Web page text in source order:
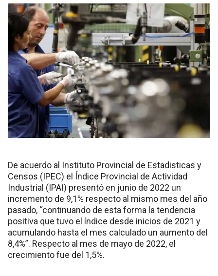
De acuerdo al Instituto Provincial de Estadisticas y
Censos (IPEC) el Índice Provincial de Actividad
Industrial (IPAI) presentó en junio de 2022 un
incremento de 9,1% respecto al mismo mes del año
pasado, “continuando de esta forma la tendencia
positiva que tuvo el índice desde inicios de 2021 y
acumulando hasta el mes calculado un aumento del
8,4%”. Respecto al mes de mayo de 2022, el
crecimiento fue del 1,5%.